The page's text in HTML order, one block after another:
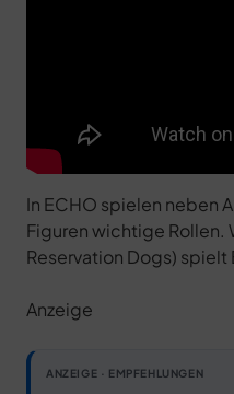
In ECHO spielen neben
Figuren wichtige Rollen.
Reservation Dogs) spielt
Anzeige
ANZEIGE · EMPFEHLUNGEN